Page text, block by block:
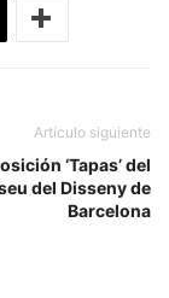
Artículo siguiente
‘Tapas’ del
del Disseny de
Barcelona